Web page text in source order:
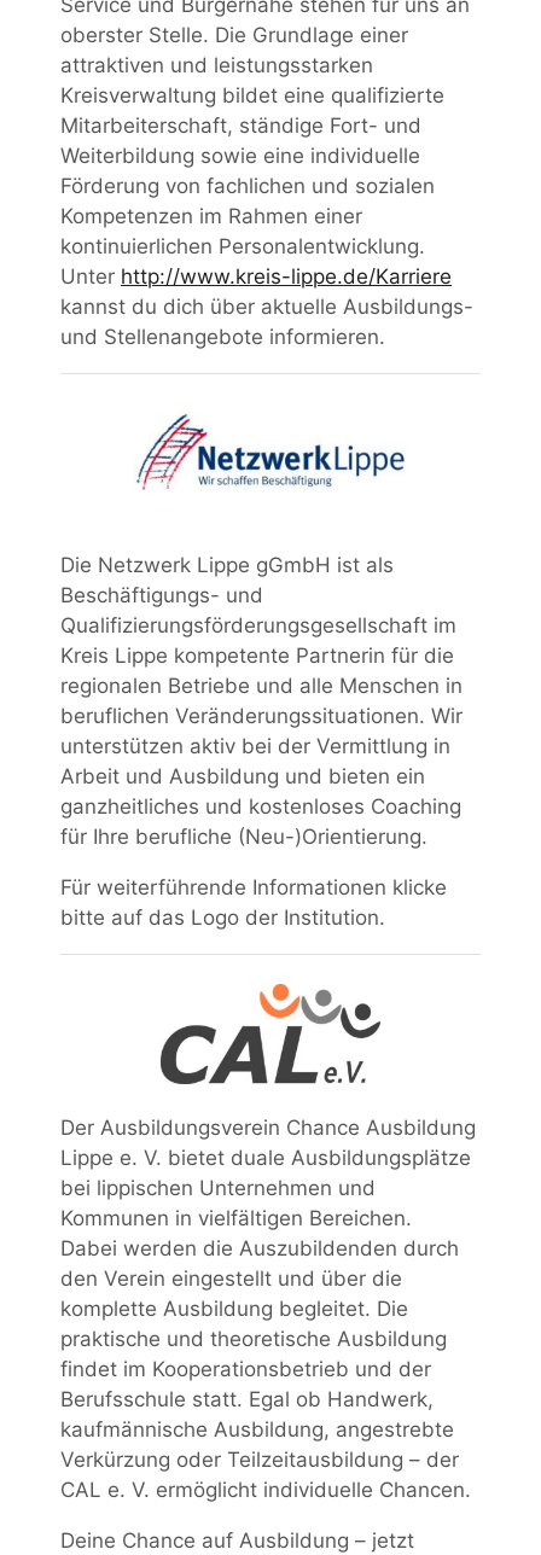
Service und Bürgernähe stehen für uns an
oberster Stelle. Die Grundlage einer
attraktiven und leistungsstarken
Kreisverwaltung bildet eine qualifizierte
Mitarbeiterschaft, ständige Fort- und
Weiterbildung sowie eine individuelle
Förderung von fachlichen und sozialen
Kompetenzen im Rahmen einer
kontinuierlichen Personalentwicklung.
Unter http://www.kreis-lippe.de/Karriere
kannst du dich über aktuelle Ausbildungs-
und Stellenangebote informieren.
Die Netzwerk Lippe gGmbH ist als
Beschäftigungs- und
Qualifizierungsförderungsgesellschaft im
Kreis Lippe kompetente Partnerin für die
regionalen Betriebe und alle Menschen in
beruflichen Veränderungssituationen. Wir
unterstützen aktiv bei der Vermittlung in
Arbeit und Ausbildung und bieten ein
ganzheitliches und kostenloses Coaching
für Ihre berufliche (Neu-)Orientierung.
Für weiterführende Informationen klicke
bitte auf das Logo der Institution.
Der Ausbildungsverein Chance Ausbildung
Lippe e. V. bietet duale Ausbildungsplätze
bei lippischen Unternehmen und
Kommunen in vielfältigen Bereichen.
Dabei werden die Auszubildenden durch
den Verein eingestellt und über die
komplette Ausbildung begleitet. Die
praktische und theoretische Ausbildung
findet im Kooperationsbetrieb und der
Berufsschule statt. Egal ob Handwerk,
kaufmännische Ausbildung, angestrebte
Verkürzung oder Teilzeitausbildung – der
CAL e. V. ermöglicht individuelle Chancen.
Deine Chance auf Ausbildung – jetzt